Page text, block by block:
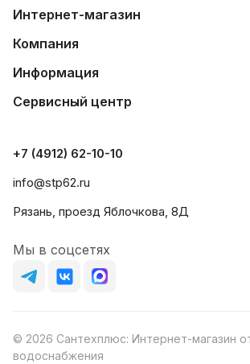
Интернет-магазин
Компания
Информация
Сервисный центр
+7 (4912) 62-10-10
info@stp62.ru
Рязань, проезд Яблочкова, 8Д
Мы в соцсетях
© 2026 Сантехплюс: Интернет-магазин
водоснабжения